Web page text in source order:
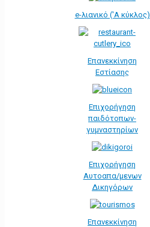
e-λιανικό ('Α κύκλος)
Επανεκκίνηση
Εστίασης
Επιχορήγηση
παιδότοπων-
γυμναστηρίων
Επιχορήγηση
Αυτοαπα/μενων
Δικηγόρων
Επανεκκίνηση